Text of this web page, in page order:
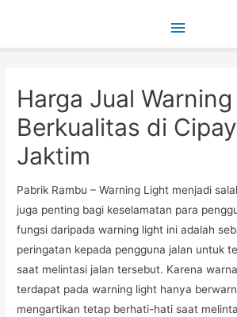
Main
Harga Jual
Berkualitas di
Jaktim
Pabrik Rambu – Warning Light menjadi
juga penting bagi keselamatan para
fungsi daripada warning light ini adalah
peringatan kepada pengguna jalan untuk
saat melintasi jalan tersebut. Karena
terdapat pada warning light hanya
mengartikan tetap berhati-hati saat